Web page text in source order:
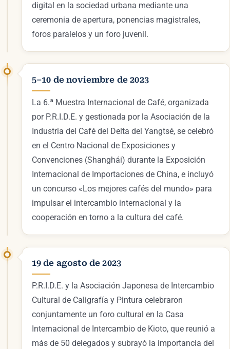
digital en la sociedad urbana mediante una
ceremonia de apertura, ponencias magistrales,
foros paralelos y un foro juvenil.
5–10 de noviembre de 2023
La 6.ª Muestra Internacional de Café, organizada
por P.R.I.D.E. y gestionada por la Asociación de la
Industria del Café del Delta del Yangtsé, se celebró
en el Centro Nacional de Exposiciones y
Convenciones (Shanghái) durante la Exposición
Internacional de Importaciones de China, e incluyó
un concurso «Los mejores cafés del mundo» para
impulsar el intercambio internacional y la
cooperación en torno a la cultura del café.
19 de agosto de 2023
P.R.I.D.E. y la Asociación Japonesa de Intercambio
Cultural de Caligrafía y Pintura celebraron
conjuntamente un foro cultural en la Casa
Internacional de Intercambio de Kioto, que reunió a
más de 50 delegados y subrayó la importancia del